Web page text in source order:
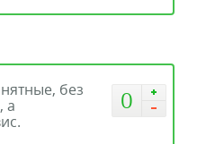
0
без
а